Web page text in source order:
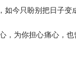
今只盼别把日子变
，为你担心痛心，